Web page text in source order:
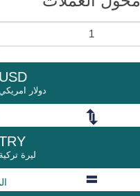
USD
دولار
ليرة تركية